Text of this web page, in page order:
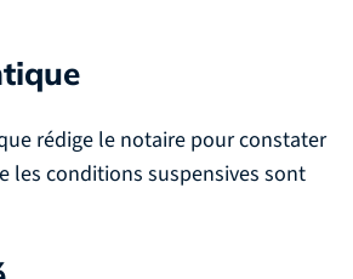
rédige le notaire pour constater
les conditions suspensives sont